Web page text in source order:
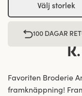
Välj storlek
100 DAGAR
Favoriten Broderie
framknäppning!